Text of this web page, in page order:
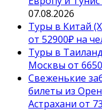
07.08.2026
Туры в Китай
от 52900₽ на
Туры в
Москвы от
Свеженькие
билеты из
Астрахани от